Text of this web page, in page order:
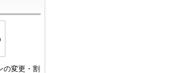
の変更・割